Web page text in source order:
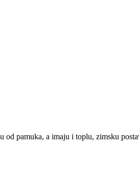
od pamuka, a imaju i toplu, zimsku